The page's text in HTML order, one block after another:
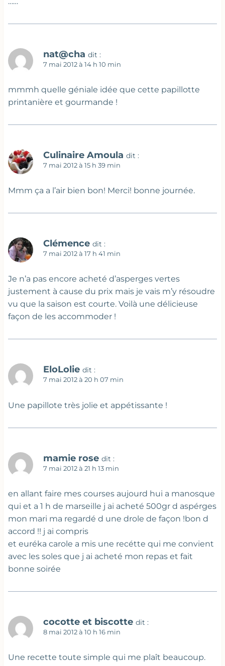
nat@cha dit :
7 mai 2012 à 14 h 10 min
mmmh quelle géniale idée que cette papillotte
printanière et gourmande !
Culinaire Amoula dit :
7 mai 2012 à 15 h 39 min
Mmm ça a l’air bien bon! Merci! bonne journée.
Clémence dit :
7 mai 2012 à 17 h 41 min
Je n’a pas encore acheté d’asperges vertes
justement à cause du prix mais je vais m’y résoudre
vu que la saison est courte. Voilà une délicieuse
façon de les accommoder !
EloLolie dit :
7 mai 2012 à 20 h 07 min
Une papillote très jolie et appétissante !
mamie rose dit :
7 mai 2012 à 21 h 13 min
en allant faire mes courses aujourd hui a manosque
qui et a 1 h de marseille j ai acheté 500gr d aspérges
mon mari ma regardé d une drole de façon !bon d
accord !! j ai compris
et euréka carole a mis une recétte qui me convient
avec les soles que j ai acheté mon repas et fait
bonne soirée
cocotte et biscotte dit :
8 mai 2012 à 10 h 16 min
Une recette toute simple qui me plaît beaucoup.